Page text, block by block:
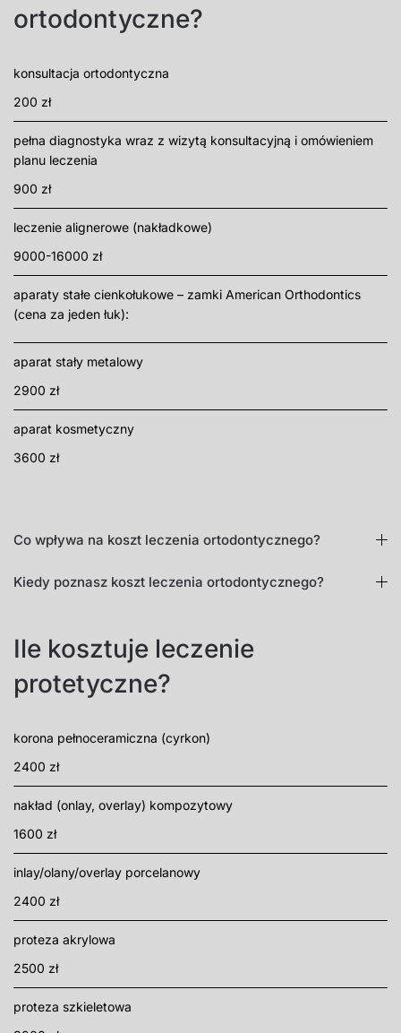
ortodontyczne?
konsultacja ortodontyczna
200 zł
pełna diagnostyka wraz z wizytą konsultacyjną i omówieniem
planu leczenia
900 zł
leczenie alignerowe (nakładkowe)
9000-16000 zł
aparaty stałe cienkołukowe – zamki American Orthodontics
(cena za jeden łuk):
aparat stały metalowy
2900 zł
aparat kosmetyczny
3600 zł
Co wpływa na koszt leczenia ortodontycznego?
Kiedy poznasz koszt leczenia ortodontycznego?
Ile kosztuje leczenie
protetyczne?
korona pełnoceramiczna (cyrkon)
2400 zł
nakład (onlay, overlay) kompozytowy
1600 zł
inlay/olany/overlay porcelanowy
2400 zł
proteza akrylowa
2500 zł
proteza szkieletowa